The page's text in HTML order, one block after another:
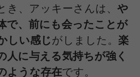
、アッキーさんは、 や
で、前にも会ったことが
しい感じがしました。 楽
人に与える気持ちが強く
ような存在です。